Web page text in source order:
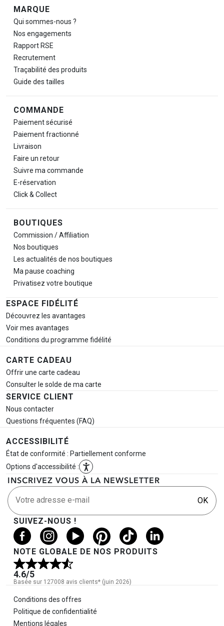
Navigation de pied de page
MARQUE
Qui sommes-nous ?
Nos engagements
Rapport RSE
Recrutement
Traçabilité des produits
Guide des tailles
COMMANDE
Paiement sécurisé
Paiement fractionné
Livraison
Faire un retour
Suivre ma commande
E-réservation
Click & Collect
BOUTIQUES
Commission / Affiliation
Nos boutiques
Les actualités de nos boutiques
Ma pause coaching
Privatisez votre boutique
ESPACE FIDÉLITÉ
Découvrez les avantages
Voir mes avantages
Conditions du programme fidélité
CARTE CADEAU
Offrir une carte cadeau
Consulter le solde de ma carte
SERVICE CLIENT
Nous contacter
Questions fréquentes (FAQ)
ACCESSIBILITÉ
État de conformité : Partiellement conforme
Options d'accessibilité :
INSCRIVEZ VOUS À LA NEWSLETTER
Votre adresse e-mail OK
SUIVEZ-NOUS !
NOTE GLOBALE DE NOS PRODUITS
4.6/5
Basée sur 127008 avis clients* (juin 2026)
Informations légales
Conditions des offres
Politique de confidentialité
Mentions légales